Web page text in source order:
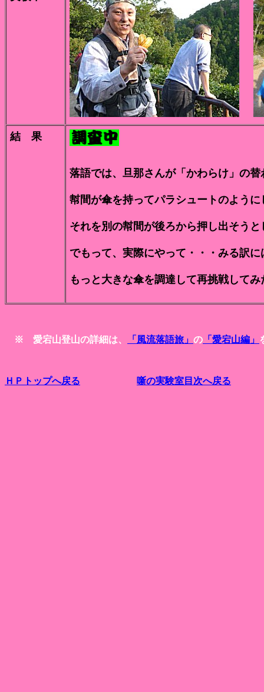
結 果
落語では、旦那さんが「かわらけ」の
幇間が傘を持ってパラシュートのよう
それを別の幇間が後ろから押し出そうと
でもって、実際にやって・・・みる訳
もっと大きな傘を調達して再挑戦して
※ 愛宕山登山の詳細は、 「風流落語旅」 の 「愛宕山編」
ＨＰトップへ戻る 噺の実験室目次へ戻る